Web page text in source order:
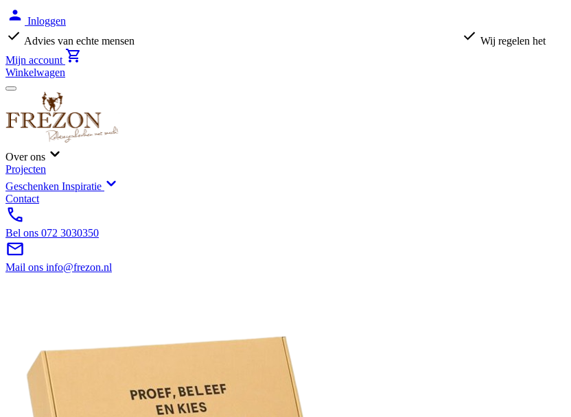
Inloggen
Advies van echte mensen
Wij regelen het
Mijn account
Winkelwagen
Over ons
Projecten
Geschenken Inspiratie
Contact
Bel ons 072 3030350
Mail ons info@frezon.nl